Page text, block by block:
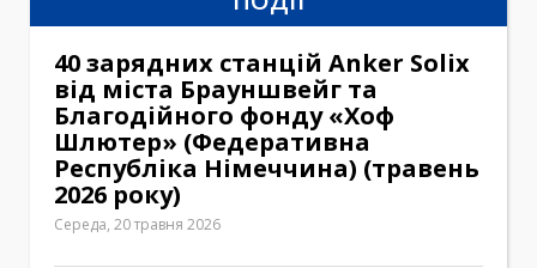
40 зарядних станцій Anker Solix
від міста Брауншвейг та
Благодійного фонду «Хоф
Шлютер» (Федеративна
Республіка Німеччина) (травень
2026 року)
Середа, 20 травня 2026